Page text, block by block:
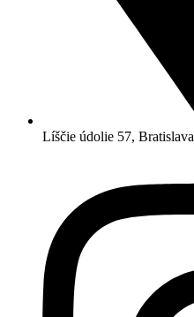
Líščie údolie 57, Bratislava